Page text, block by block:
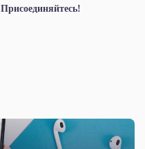
Присоединяйтесь!